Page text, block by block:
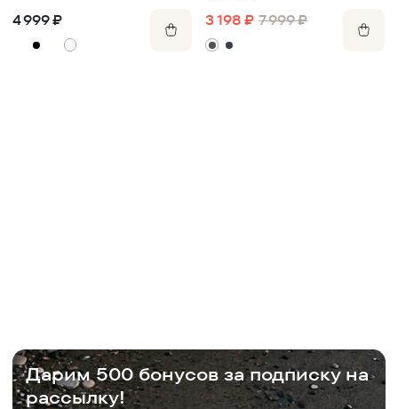
4 999 ₽ 3 198 ₽ 7 999 ₽
Дарим 500 бонусов за подписку на
рассылку!